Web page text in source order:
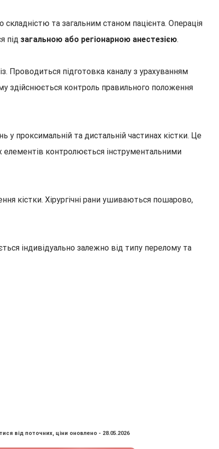
та загальним станом пацієнта. Операція
під загальною або регіонарною анестезією.
Проводиться підготовка каналу з урахуванням
здійснюється контроль правильного положення
у проксимальній та дистальній частинах кістки. Це
елементів контролюється інструментальними
кістки. Хірургічні рани ушиваються пошарово,
індивідуально залежно від типу перелому та
від поточних, ціни оновлено - 28.05.2026